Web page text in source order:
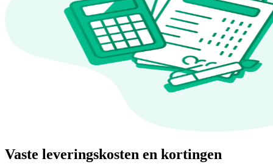
Vaste leveringskosten en kortingen